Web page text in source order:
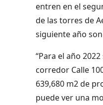
entren en el
de las torres de
siguiente año
“Para el año
corredor Calle
639,680 m2 de
puede ver una